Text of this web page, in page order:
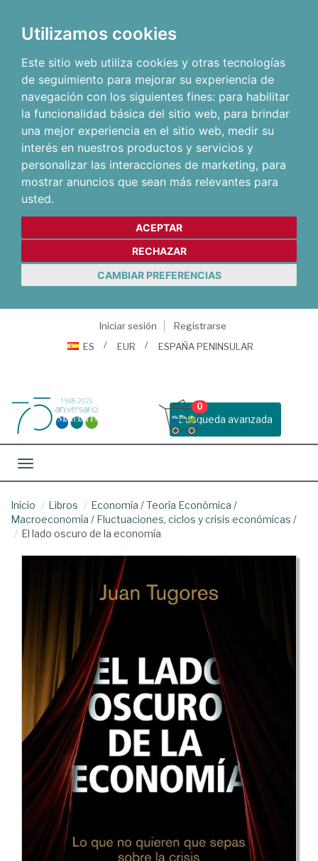
Utilizamos cookies
Este sitio web utiliza cookies y otras tecnologías
de seguimiento para mejorar su experiencia de
navegación con los siguientes fines: para habilitar
la funcionalidad básica del sitio web, para brindar
una mejor experiencia en el sitio web, medir su
interés en nuestros productos y servicios y
personalizar las interacciones de marketing, para
mostrar anuncios que sean más relevantes para
usted.
ACEPTAR
RECHAZAR
CAMBIAR PREFERENCIAS
Iniciar sesión
Registrarse
ES
EUR ESPAÑA PENINSULAR
Busqueda avanzada
0
Toggle navigation
Inicio Libros Economía /Teoría Económica /
Macroeconomía / Fluctuaciones, ciclos y crisis económicas /
El lado oscuro de la economía